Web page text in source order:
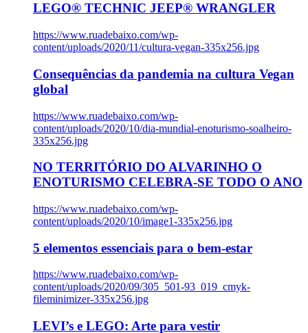
LEGO® TECHNIC JEEP® WRANGLER
https://www.ruadebaixo.com/wp-
content/uploads/2020/11/cultura-vegan-335x256.jpg
Consequências da pandemia na cultura Vegan
global
https://www.ruadebaixo.com/wp-
content/uploads/2020/10/dia-mundial-enoturismo-soalheiro-
335x256.jpg
NO TERRITÓRIO DO ALVARINHO O
ENOTURISMO CELEBRA-SE TODO O ANO
https://www.ruadebaixo.com/wp-
content/uploads/2020/10/image1-335x256.jpg
5 elementos essenciais para o bem-estar
https://www.ruadebaixo.com/wp-
content/uploads/2020/09/305_501-93_019_cmyk-
fileminimizer-335x256.jpg
LEVI’s e LEGO: Arte para vestir